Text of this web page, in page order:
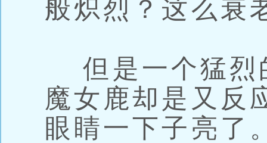
般炽烈？这么衰
但是一个猛烈
魔女鹿却是又反
眼睛一下子亮了